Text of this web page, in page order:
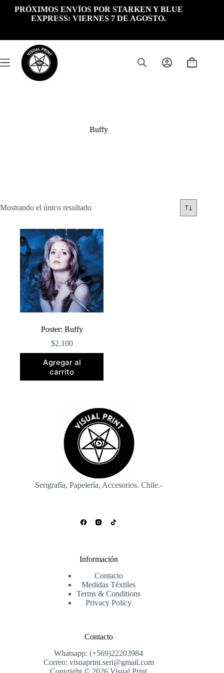
PRÓXIMOS ENVÍOS POR STARKEN Y BLUE
EXPRESS: VIERNES 7 DE AGOSTO.
Carrito
Buffy
Mostrando el único resultado
Poster: Buffy
$2.100
Agregar al
carrito
Serigrafía, Papelería, Accesorios. Chile.-
Información
Contacto
Medidas Téxtiles
Terms & Conditions
Privacy Policy
Contacto
Whatsapp: (+569)22203984
Correo: visuaprint.seri@gmail.com
Copyright © 2026 Visual Print